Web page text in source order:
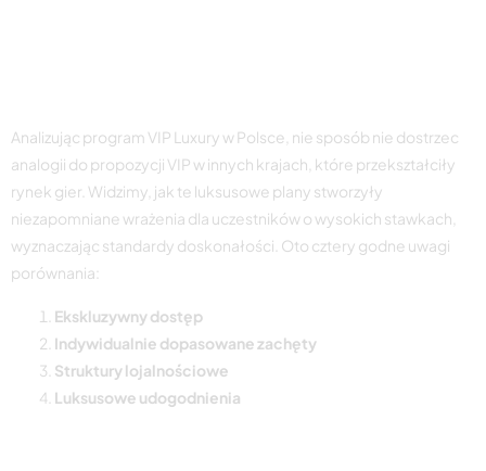
Analizując program VIP Luxury w Polsce, nie sposób nie dostrzec
analogii do propozycji VIP w innych krajach, które przekształciły
rynek gier. Widzimy, jak te luksusowe plany stworzyły
niezapomniane wrażenia dla uczestników o wysokich stawkach,
wyznaczając standardy doskonałości. Oto cztery godne uwagi
porównania:
Ekskluzywny dostęp
Indywidualnie dopasowane zachęty
Struktury lojalnościowe
Luksusowe udogodnienia